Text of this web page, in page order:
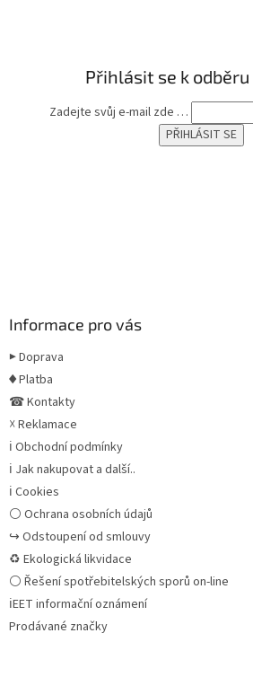
Přihlásit se k
Zadejte svůj e-mail zde …
Informace pro vás
▶ Doprava
♦ Platba
☎ Kontakty
☓ Reklamace
ℹ Obchodní podmínky
ℹ Jak nakupovat a další..
ℹ Cookies
⚪ Ochrana osobních údajů
↪ Odstoupení od smlouvy
♻ Ekologická likvidace
⚪ Řešení spotřebitelských sporů on-line
ℹEET informační oznámení
Prodávané značky